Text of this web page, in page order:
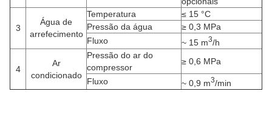
3
Água de
arrefecimento
Temperatura
≤ 15 °C
Pressão da água
≥ 0,3 MPa
Fluxo
~ 15 m3/h
4
Ar
condicionado
Pressão do ar do
compressor
≥ 0,6 MPa
Fluxo ~ 0,9 m3/min